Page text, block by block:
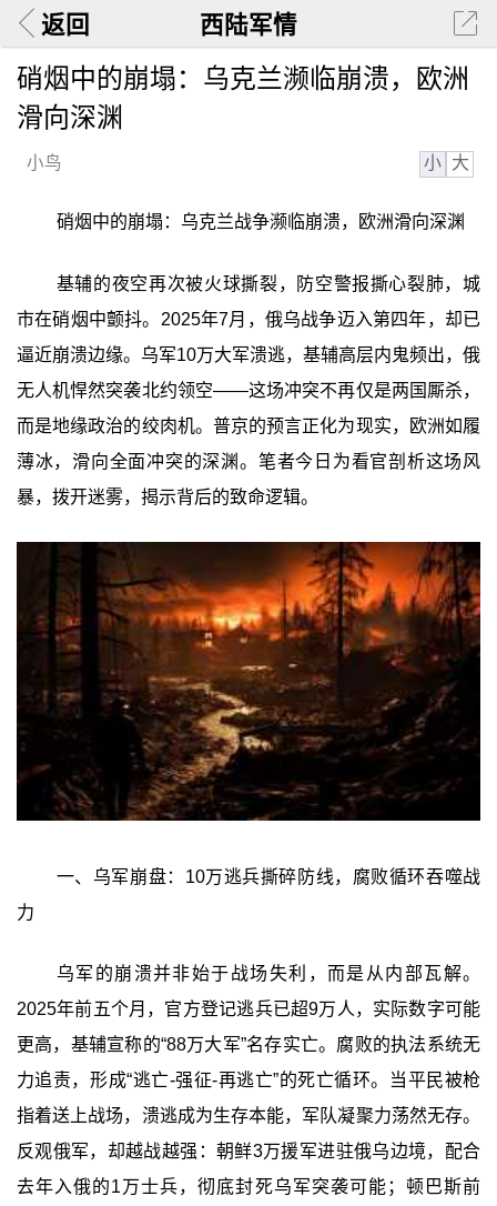
返回 西陆军情
硝烟中的崩塌：乌克兰濒临崩溃，欧洲
滑向深渊
小鸟 小 大
硝烟中的崩塌：乌克兰战争濒临崩溃，欧洲滑向深渊
基辅的夜空再次被火球撕裂，防空警报撕心裂肺，城
市在硝烟中颤抖。2025年7月，俄乌战争迈入第四年，却已
逼近崩溃边缘。乌军10万大军溃逃，基辅高层内鬼频出，俄
无人机悍然突袭北约领空——这场冲突不再仅是两国厮杀，
而是地缘政治的绞肉机。普京的预言正化为现实，欧洲如履
薄冰，滑向全面冲突的深渊。笔者今日为看官剖析这场风
暴，拨开迷雾，揭示背后的致命逻辑。
一、乌军崩盘：10万逃兵撕碎防线，腐败循环吞噬战
力
乌军的崩溃并非始于战场失利，而是从内部瓦解。
2025年前五个月，官方登记逃兵已超9万人，实际数字可能
更高，基辅宣称的“88万大军”名存实亡。腐败的执法系统无
力追责，形成“逃亡-强征-再逃亡”的死亡循环。当平民被枪
指着送上战场，溃逃成为生存本能，军队凝聚力荡然无存。
反观俄军，却越战越强：朝鲜3万援军进驻俄乌边境，配合
去年入俄的1万士兵，彻底封死乌军突袭可能；顿巴斯前